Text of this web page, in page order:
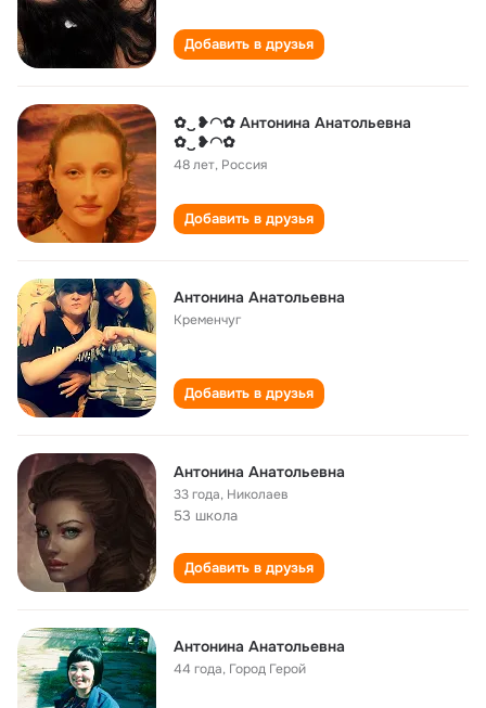
Добавить в друзья
✿‿❥◠✿ Антонина Анатольевна
✿‿❥◠✿
48 лет, Россия
Добавить в друзья
Антонина Анатольевна
Кременчуг
Добавить в друзья
Антонина Анатольевна
33 года, Николаев
53 школа
Добавить в друзья
Антонина Анатольевна
44 года, Город Герой